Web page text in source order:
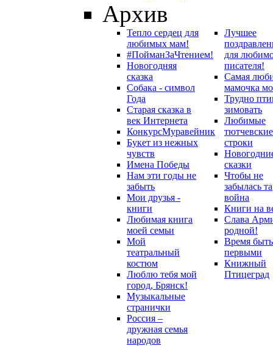
Архив
Тепло сердец для
любимых мам!
#ПойманЗаЧтением!
Новогодняя
сказка
Собака - символ
Года
Старая сказка в
век Интернета
КонкурсМуравейник
Букет из нежных
чувств
Имена Победы
Нам эти годы не
забыть
Мои друзья -
книги
Любимая книга
моей семьи
Мой
театральный
костюм
Люблю тебя мой
город, Брянск!
Музыкальные
странички
Россия –
дружная семья
народов
Лучшее
для
писателя!
Самая
мамочка
Трудно
зимовать
Любимые
тютчевские
строки
сказки
Чтобы не
забылась та
война
Книги на
Слава
родной!
Время быть
первыми
Книжный
Птицеград